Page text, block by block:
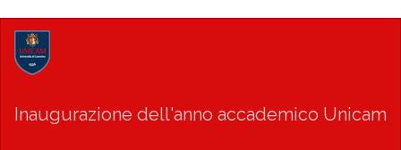
Salta
contenuto
Inaugurazione dell'anno accademico Unicam